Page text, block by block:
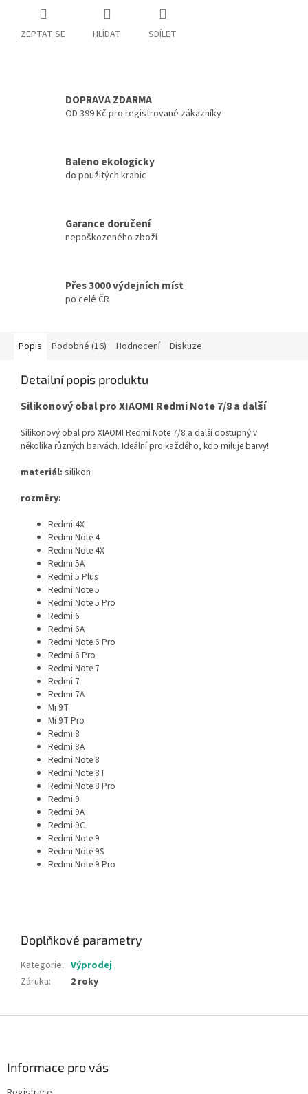
ZEPTAT SE HLÍDAT SDÍLET
DOPRAVA ZDARMA
OD 399 Kč pro registrované zákazníky
Baleno ekologicky
do použitých krabic
Garance doručení
nepoškozeného zboží
Přes 3000 výdejních míst
po celé ČR
Popis Podobné (16) Hodnocení Diskuze
Detailní popis produktu
Silikonový obal pro XIAOMI Redmi Note 7/8 a další
Silikonový obal pro XIAOMI Redmi Note 7/8 a další dostupný v
několika různých barvách. Ideální pro každého, kdo miluje barvy!
materiál: silikon
rozměry:
Redmi 4X
Redmi Note 4
Redmi Note 4X
Redmi 5A
Redmi 5 Plus
Redmi Note 5
Redmi Note 5 Pro
Redmi 6
Redmi 6A
Redmi Note 6 Pro
Redmi 6 Pro
Redmi Note 7
Redmi 7
Redmi 7A
Mi 9T
Mi 9T Pro
Redmi 8
Redmi 8A
Redmi Note 8
Redmi Note 8T
Redmi Note 8 Pro
Redmi 9
Redmi 9A
Redmi 9C
Redmi Note 9
Redmi Note 9S
Redmi Note 9 Pro
Doplňkové parametry
Kategorie: Výprodej
Záruka: 2 roky
Informace pro vás